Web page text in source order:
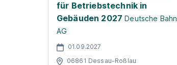
für Betriebstechnik in
Gebäuden 2027 Deutsche Bahn
AG
01.09.2027
06861 Dessau-Roßlau